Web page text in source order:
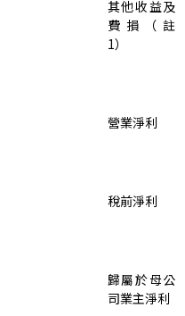
其他收益及
費損（註
1）
營業淨利
稅前淨利
歸屬於母公
司業主淨利